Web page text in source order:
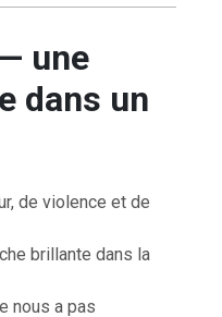
une
dans un
de violence et de
brillante dans la
nous a pas